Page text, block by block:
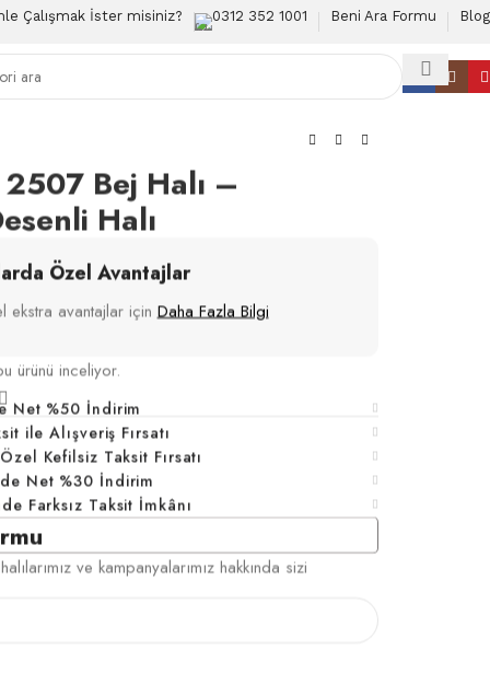
Çalışmak İster misiniz? 0312 352 1001 Beni Ara Formu Blog
Bej Halı –
Halı
Özel Avantajlar
ekstra avantajlar içinDaha Fazla Bilgi
ürünü inceliyor.
Net %50 İndirim
ile Alışveriş Fırsatı
Kefilsiz Taksit Fırsatı
Net %30 İndirim
Farksız Taksit İmkânı
ve kampanyalarımız hakkında sizi